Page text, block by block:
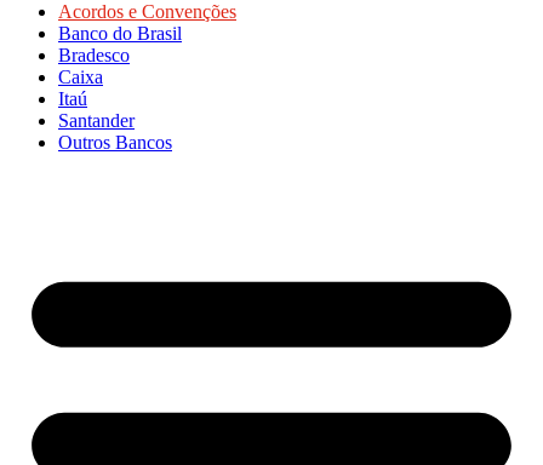
Acordos e Convenções
Banco do Brasil
Bradesco
Caixa
Itaú
Santander
Outros Bancos